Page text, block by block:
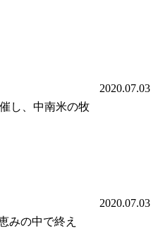
し、中南米の牧
2020.07.03
みの中で終え
2020.07.03